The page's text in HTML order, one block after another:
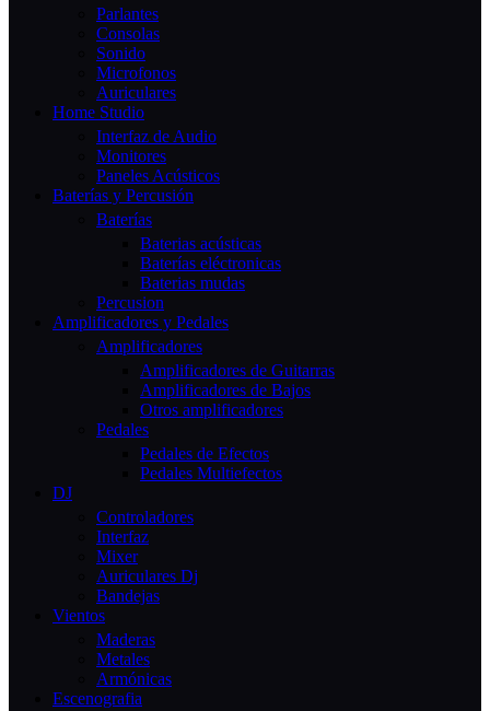
Parlantes
Consolas
Sonido
Microfonos
Auriculares
Home Studio
Interfaz de Audio
Monitores
Paneles Acústicos
Baterías y Percusión
Baterías
Baterias acústicas
Baterías eléctronicas
Baterias mudas
Percusion
Amplificadores y Pedales
Amplificadores
Amplificadores de Guitarras
Amplificadores de Bajos
Otros amplificadores
Pedales
Pedales de Efectos
Pedales Multiefectos
DJ
Controladores
Interfaz
Mixer
Auriculares Dj
Bandejas
Vientos
Maderas
Metales
Armónicas
Escenografia